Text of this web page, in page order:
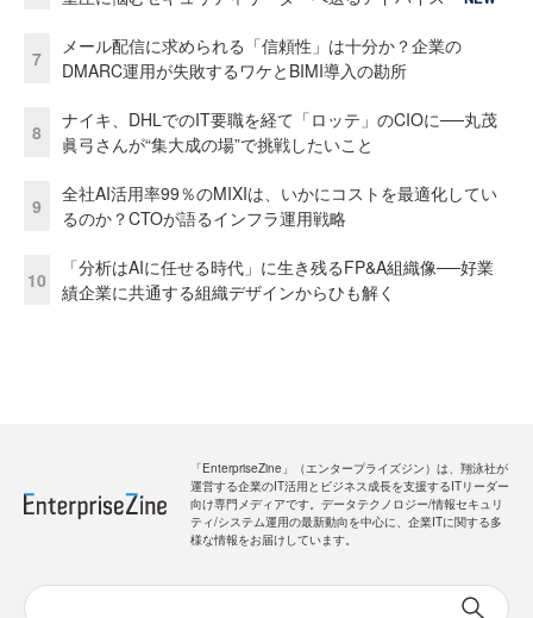
7
メール配信に求められる「信頼性」は十分か？企業の
DMARC運用が失敗するワケとBIMI導入の勘所
8
ナイキ、DHLでのIT要職を経て「ロッテ」のCIOに──丸茂
眞弓さんが“集大成の場”で挑戦したいこと
9
全社AI活用率99％のMIXIは、いかにコストを最適化してい
るのか？CTOが語るインフラ運用戦略
10
「分析はAIに任せる時代」に生き残るFP&A組織像──好業
績企業に共通する組織デザインからひも解く
「EnterpriseZine」（エンタープライズジン）は、翔泳社が
運営する企業のIT活用とビジネス成長を支援するITリーダー
向け専門メディアです。データテクノロジー/情報セキュリ
ティ/システム運用の最新動向を中心に、企業ITに関する多
様な情報をお届けしています。